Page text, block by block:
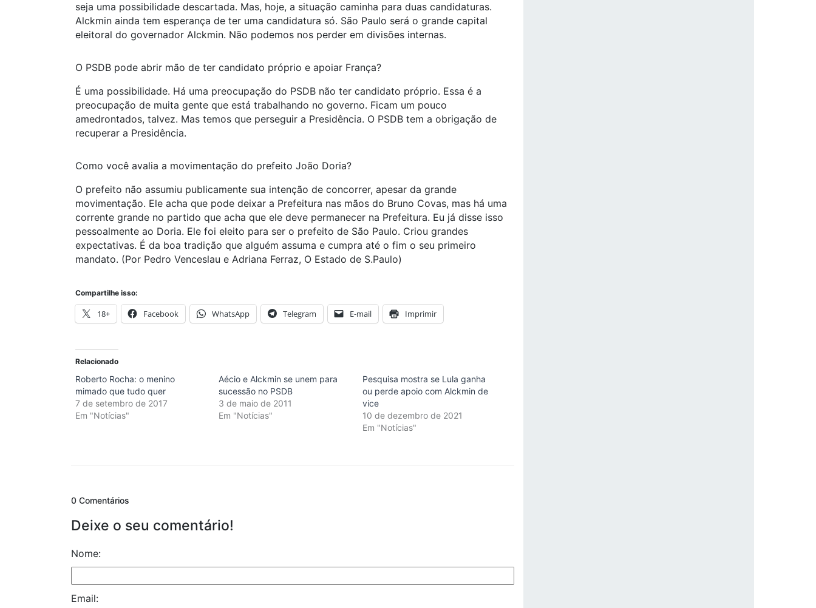
seja uma possibilidade descartada. Mas, hoje, a situação caminha para duas candidaturas.
Alckmin ainda tem esperança de ter uma candidatura só. São Paulo será o grande capital
eleitoral do governador Alckmin. Não podemos nos perder em divisões internas.
O PSDB pode abrir mão de ter candidato próprio e apoiar França?
É uma possibilidade. Há uma preocupação do PSDB não ter candidato próprio. Essa é a
preocupação de muita gente que está trabalhando no governo. Ficam um pouco
amedrontados, talvez. Mas temos que perseguir a Presidência. O PSDB tem a obrigação de
recuperar a Presidência.
Como você avalia a movimentação do prefeito João Doria?
O prefeito não assumiu publicamente sua intenção de concorrer, apesar da grande
movimentação. Ele acha que pode deixar a Prefeitura nas mãos do Bruno Covas, mas há uma
corrente grande no partido que acha que ele deve permanecer na Prefeitura. Eu já disse isso
pessoalmente ao Doria. Ele foi eleito para ser o prefeito de São Paulo. Criou grandes
expectativas. É da boa tradição que alguém assuma e cumpra até o fim o seu primeiro
mandato. (Por Pedro Venceslau e Adriana Ferraz, O Estado de S.Paulo)
Compartilhe isso:
18+ Facebook WhatsApp Telegram E-mail Imprimir
Relacionado
Roberto Rocha: o menino
mimado que tudo quer
7 de setembro de 2017
Em "Notícias"
Aécio e Alckmin se unem para
sucessão no PSDB
3 de maio de 2011
Em "Notícias"
Pesquisa mostra se Lula ganha
ou perde apoio com Alckmin de
vice
10 de dezembro de 2021
Em "Notícias"
0 Comentários
Deixe o seu comentário!
Nome:
Email: